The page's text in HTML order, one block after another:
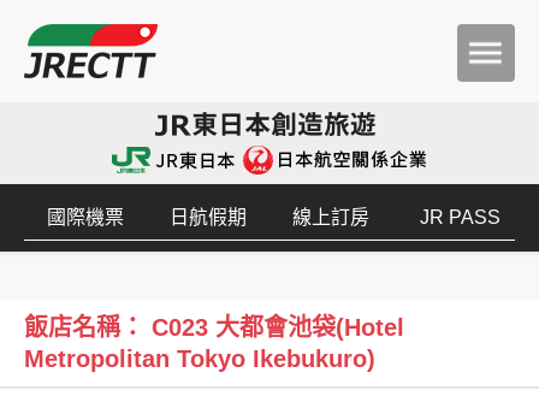
國際機票 日航假期 線上訂房 JR PASS
飯店名稱： C023 大都會池袋(Hotel
Metropolitan Tokyo Ikebukuro)